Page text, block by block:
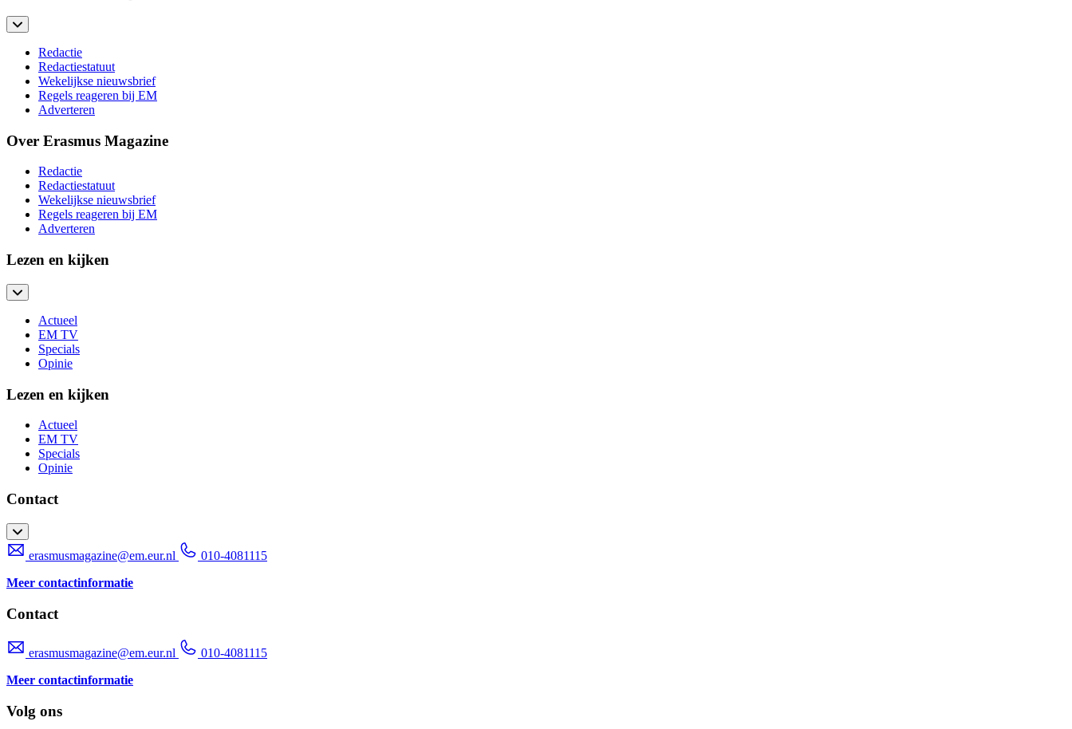
Redactie
Redactiestatuut
Wekelijkse nieuwsbrief
Regels reageren bij EM
Adverteren
Over Erasmus Magazine
Redactie
Redactiestatuut
Wekelijkse nieuwsbrief
Regels reageren bij EM
Adverteren
Lezen en kijken
Actueel
EM TV
Specials
Opinie
Lezen en kijken
Actueel
EM TV
Specials
Opinie
Contact
erasmusmagazine@em.eur.nl
010-4081115
Meer contactinformatie
Contact
erasmusmagazine@em.eur.nl
010-4081115
Meer contactinformatie
Volg ons